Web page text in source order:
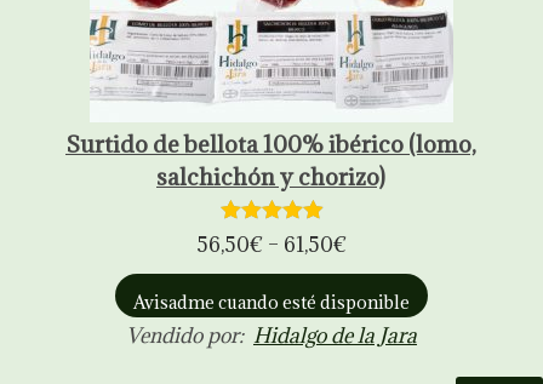
Surtido de bellota 100% ibérico (lomo,
salchichón y chorizo)
56,50€ – 61,50€
Avisadme cuando esté disponible
Vendido por: Hidalgo de la Jara